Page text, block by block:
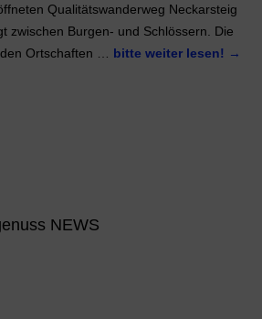
Qualitätswanderweg Neckarsteig
zwischen Burgen- und Schlössern. Die
Ortschaften … bitte weiter lesen! →
NEWS